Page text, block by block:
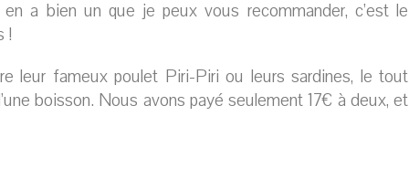
a bien un que je peux vous recommander, c’est le
!
leur fameux poulet Piri-Piri ou leurs sardines, le tout
boisson. Nous avons payé seulement 17€ à deux, et